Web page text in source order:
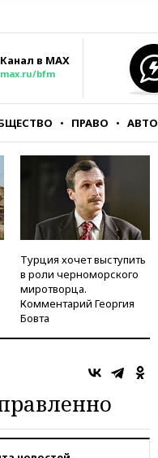
Канал в MAX
max.ru/bfm
ПРАВО АВТО
Турция хочет выступить
в роли черноморского
миротворца.
Комментарий Георгия
Бовта